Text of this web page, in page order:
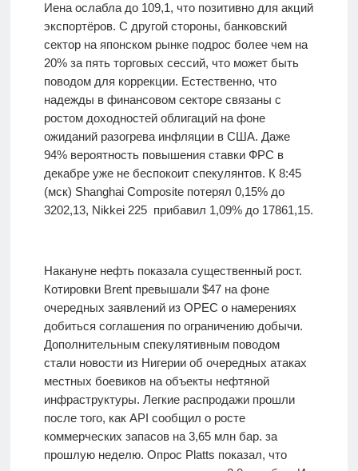
Иена ослабла до 109,1, что позитивно для акций
экспортёров. С другой стороны, банковский
сектор на японском рынке подрос более чем на
20% за пять торговых сессий, что может быть
поводом для коррекции. Естественно, что
надежды в финансовом секторе связаны с
ростом доходностей облигаций на фоне
ожиданий разогрева инфляции в США. Даже
94% вероятность повышения ставки ФРС в
декабре уже не беспокоит спекулянтов. К 8:45
(мск) Shanghai Composite потерял 0,15% до
3202,13, Nikkei 225 прибавил 1,09% до 17861,15.
Накануне нефть показала существенный рост.
Котировки Brent превышали $47 на фоне
очередных заявлений из OPEC о намерениях
добиться соглашения по ограничению добычи.
Дополнительным спекулятивным поводом
стали новости из Нигерии об очередных атаках
местных боевиков на объекты нефтяной
инфраструктуры. Легкие распродажи прошли
после того, как API сообщил о росте
коммерческих запасов на 3,65 млн бар. за
прошлую неделю. Опрос Platts показал, что